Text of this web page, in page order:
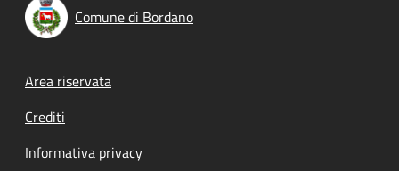
Comune di Bordano
Footer menu
Area riservata
Crediti
Informativa privacy